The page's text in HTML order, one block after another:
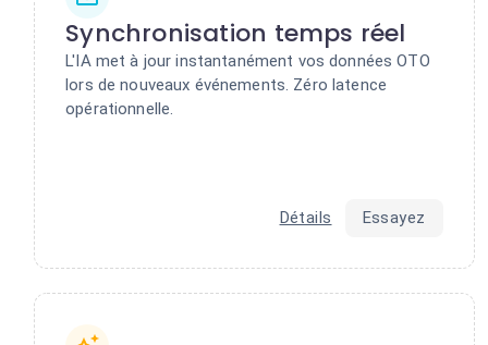
Synchronisation temps réel
L'IA met à jour instantanément vos données OTO
lors de nouveaux événements. Zéro latence
opérationnelle.
Détails Essayez